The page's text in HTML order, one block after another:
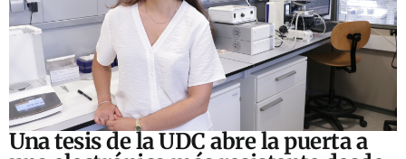
Una tesis de la UDC abre la puerta a